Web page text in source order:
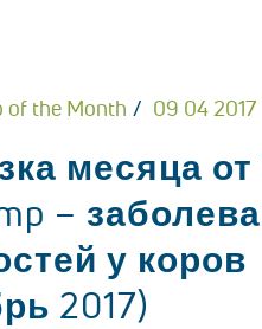
of the Month 09 04 2017
месяца от
–
у коров
2017)